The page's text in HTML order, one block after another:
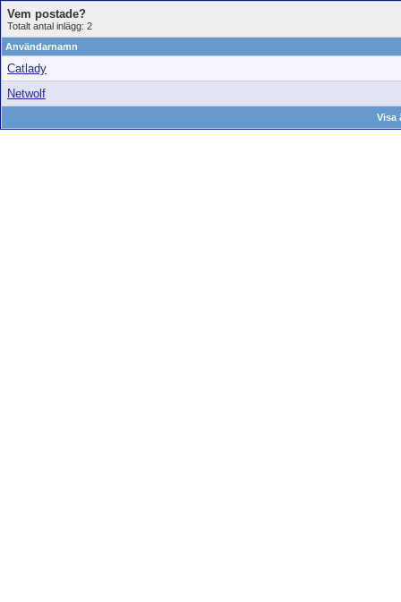
Vem postade?
Totalt antal inlägg: 2
Användarnamn
Catlady
Netwolf
Visa